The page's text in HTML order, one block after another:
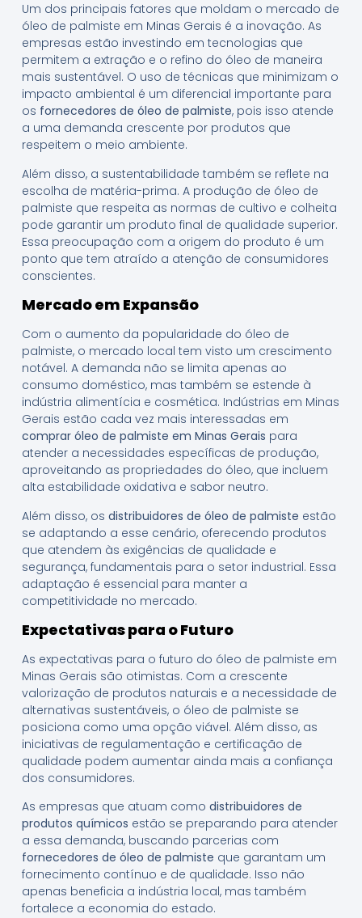
Um dos principais fatores que moldam o mercado de
óleo de palmiste em Minas Gerais é a inovação. As
empresas estão investindo em tecnologias que
permitem a extração e o refino do óleo de maneira
mais sustentável. O uso de técnicas que minimizam o
impacto ambiental é um diferencial importante para
os fornecedores de óleo de palmiste, pois isso atende
a uma demanda crescente por produtos que
respeitem o meio ambiente.
Além disso, a sustentabilidade também se reflete na
escolha de matéria-prima. A produção de óleo de
palmiste que respeita as normas de cultivo e colheita
pode garantir um produto final de qualidade superior.
Essa preocupação com a origem do produto é um
ponto que tem atraído a atenção de consumidores
conscientes.
Mercado em Expansão
Com o aumento da popularidade do óleo de
palmiste, o mercado local tem visto um crescimento
notável. A demanda não se limita apenas ao
consumo doméstico, mas também se estende à
indústria alimentícia e cosmética. Indústrias em Minas
Gerais estão cada vez mais interessadas em
comprar óleo de palmiste em Minas Gerais para
atender a necessidades específicas de produção,
aproveitando as propriedades do óleo, que incluem
alta estabilidade oxidativa e sabor neutro.
Além disso, os distribuidores de óleo de palmiste estão
se adaptando a esse cenário, oferecendo produtos
que atendem às exigências de qualidade e
segurança, fundamentais para o setor industrial. Essa
adaptação é essencial para manter a
competitividade no mercado.
Expectativas para o Futuro
As expectativas para o futuro do óleo de palmiste em
Minas Gerais são otimistas. Com a crescente
valorização de produtos naturais e a necessidade de
alternativas sustentáveis, o óleo de palmiste se
posiciona como uma opção viável. Além disso, as
iniciativas de regulamentação e certificação de
qualidade podem aumentar ainda mais a confiança
dos consumidores.
As empresas que atuam como distribuidores de
produtos químicos estão se preparando para atender
a essa demanda, buscando parcerias com
fornecedores de óleo de palmiste que garantam um
fornecimento contínuo e de qualidade. Isso não
apenas beneficia a indústria local, mas também
fortalece a economia do estado.